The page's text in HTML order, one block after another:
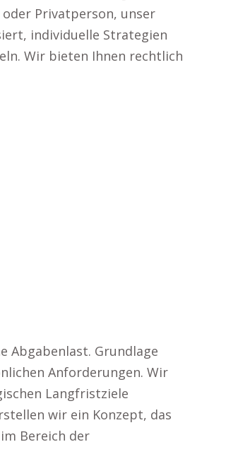
Privatperson, unser
individuelle Strategien
Wir bieten Ihnen rechtlich
Abgabenlast. Grundlage
Anforderungen. Wir
Langfristziele
wir ein Konzept, das
Bereich der